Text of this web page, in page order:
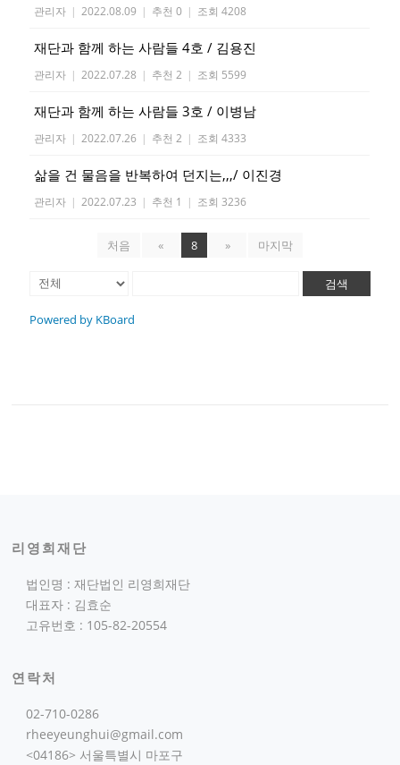
관리자 | 2022.08.09 | 추천 0 | 조회 4208
재단과 함께 하는 사람들 4호 / 김용진
관리자 | 2022.07.28 | 추천 2 | 조회 5599
재단과 함께 하는 사람들 3호 / 이병남
관리자 | 2022.07.26 | 추천 2 | 조회 4333
삶을 건 물음을 반복하여 던지는,,,/ 이진경
관리자 | 2022.07.23 | 추천 1 | 조회 3236
처음 « 8 » 마지막
검색
Powered by KBoard
리영희재단
법인명 : 재단법인 리영희재단
대표자 : 김효순
고유번호 : 105-82-20554
연락처
02-710-0286
rheeyeunghui@gmail.com
<04186> 서울특별시 마포구